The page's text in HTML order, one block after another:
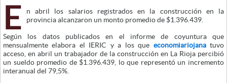
E
n abril los salarios registrados en la construcción en la
provincia alcanzaron un monto promedio de $1.396.439.
Según los datos publicados en el informe de coyuntura que
mensualmente elabora el IERIC y a los que economiariojanatuvo
acceso, en abril un trabajador de la construcción en La Rioja percibió
un sueldo promedio de $1.396.439, lo que representó un incremento
interanual del 79,5%.